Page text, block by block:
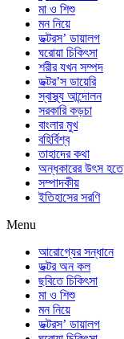
মা ও শিশু
মন নিয়ে
ডক্টরস’ ডায়ালগ
ঘরোয়া চিকিৎসা
শরীর যখন সম্পদ
ডক্টর’স ডায়েরি
স্বাস্থ্য আন্দোলন
সরকারি কড়চা
বাংলার মুখ
বহির্বিশ্ব
তাহাদের কথা
অন্ধকারের উৎস হতে
সম্পাদকীয়
ইতিহাসের সরণি
Menu
আরোগ্যের সন্ধানে
ডক্টর অন কল
ছবিতে চিকিৎসা
মা ও শিশু
মন নিয়ে
ডক্টরস’ ডায়ালগ